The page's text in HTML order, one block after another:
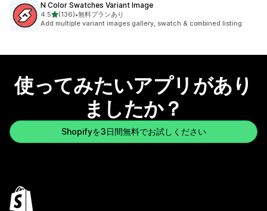
N Color Swatches Variant Image
4.55つ星中
(136)
合計レビュー数：136件
•無料プランあり
Add multiple variant images gallery, swatch & combined listing
使ってみたいアプリがあり
ましたか？
Shopifyを3日間無料でお試しください